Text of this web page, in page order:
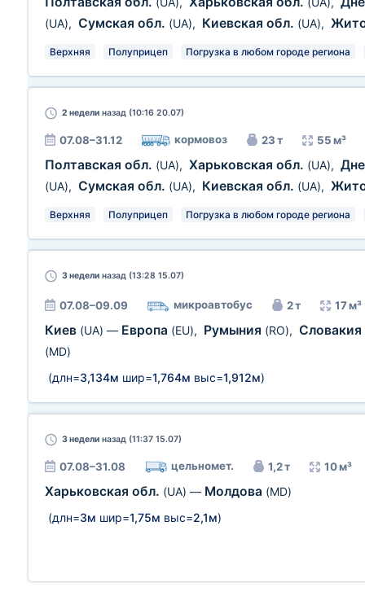
(UA), Сумская обл. (UA), Киевская обл. (UA),
Верхняя Полуприцеп Погрузка в любом городе региона
2 недели назад (10:16 20.07)
07.08–31.12 кормовоз 23 т 55 м³
Полтавская обл. (UA), Харьковская обл. (UA),
(UA), Сумская обл. (UA), Киевская обл. (UA),
Верхняя Полуприцеп Погрузка в любом городе региона
3 недели назад (13:28 15.07)
07.08–09.09 микроавтобус 2 т 17 м³
Киев (UA) — Европа (EU), Румыния (RO), Словакия
(MD)
(длн=3,134м шир=1,764м выс=1,912м)
3 недели назад (11:37 15.07)
07.08–31.08 цельномет. 1,2 т 10 м³
Харьковская обл. (UA) — Молдова (MD)
(длн=3м шир=1,75м выс=2,1м)